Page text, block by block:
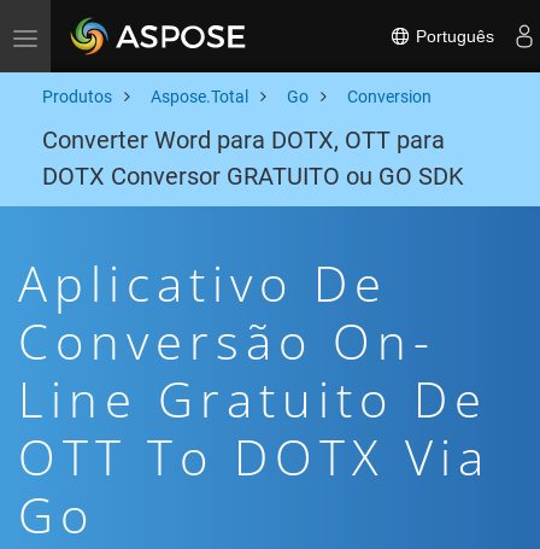
Toggle navigation Português
Produtos Aspose.Total Go Conversion
Converter Word para DOTX, OTT para
DOTX Conversor GRATUITO ou GO SDK
Aplicativo De
Conversão On-
Line Gratuito De
OTT To DOTX Via
Go